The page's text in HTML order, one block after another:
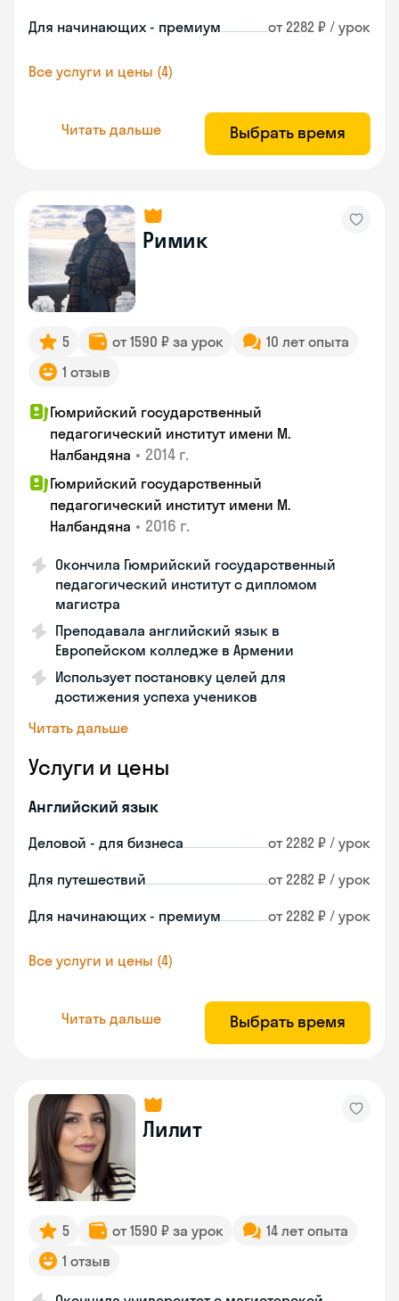
Для начинающих - премиум от 2282 ₽ / урок
Все услуги и цены (4)
Читать дальше Выбрать время
Римик
5 от 1590 ₽ за урок
10 лет опыта
1 отзыв
Гюмрийский государственный
педагогический институт имени М.
Налбандяна • 2014 г.
Гюмрийский государственный
педагогический институт имени М.
Налбандяна • 2016 г.
Окончила Гюмрийский государственный
педагогический институт с дипломом
магистра
Преподавала английский язык в
Европейском колледже в Армении
Использует постановку целей для
достижения успеха учеников
Читать дальше
Услуги и цены
Английский язык
Деловой - для бизнеса от 2282 ₽ / урок
Для путешествий от 2282 ₽ / урок
Для начинающих - премиум от 2282 ₽ / урок
Все услуги и цены (4)
Читать дальше Выбрать время
Лилит
5 от 1590 ₽ за урок
14 лет опыта
1 отзыв